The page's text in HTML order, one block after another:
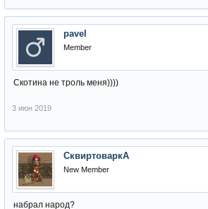
pavel
Member
Скотина не троль меня))))
3 июн 2019
СквиртоваркА
New Member
набрал народ?